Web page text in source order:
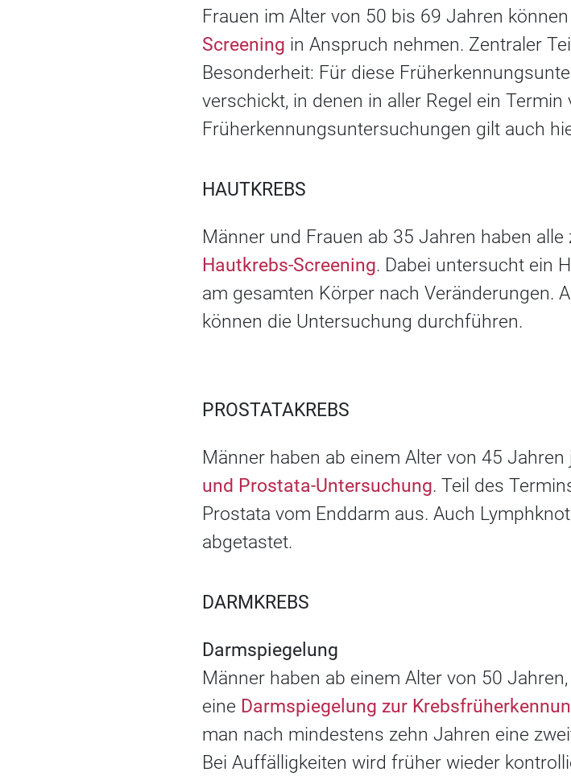
Frauen im Alter von 50 bis 69 Jahren
Screening in Anspruch nehmen. Zentraler
Besonderheit: Für diese
verschickt, in denen in aller Regel ein
Früherkennungsuntersuchungen gilt auch
HAUTKREBS
Männer und Frauen ab 35 Jahren haben
Hautkrebs-Screening. Dabei untersucht ein
am gesamten Körper nach Veränderungen.
können die Untersuchung durchführen.
PROSTATAKREBS
Männer haben ab einem Alter von 45
und Prostata-Untersuchung. Teil des
Prostata vom Enddarm aus. Auch
abgetastet.
DARMKREBS
Darmspiegelung
Männer haben ab einem Alter von 50
eine Darmspiegelung zur
man nach mindestens zehn Jahren eine
Bei Auffälligkeiten wird früher wieder